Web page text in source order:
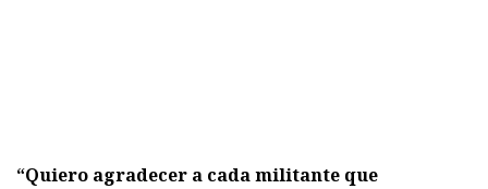
“Quiero agradecer a cada militante que